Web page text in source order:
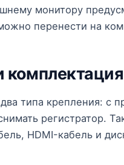
монитору
перенести на
комплектация
типа крепления: с
регистратор.
HDMI-кабель и